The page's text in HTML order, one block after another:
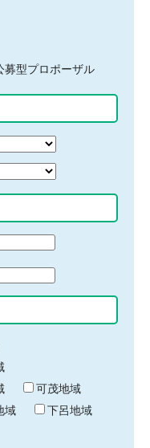
募型プロポーザル
可茂地域
域
下呂地域